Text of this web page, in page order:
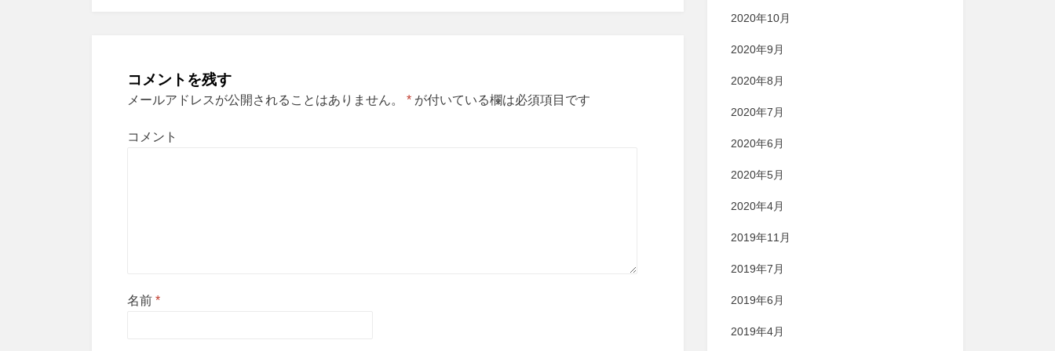
ー
ョ
コメントを残す
メールアドレスが公開されることはありません。 * が付いている欄は必須項目です
コメント
名前 *
2020年10月
2020年9月
2020年8月
2020年7月
2020年6月
2020年5月
2020年4月
2019年11月
2019年7月
2019年6月
2019年4月